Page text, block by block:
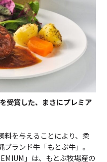
受賞した、まさにプレミア
料を与えることにより、柔
ランド牛「もとぶ牛」。
」は、もとぶ牧場産の